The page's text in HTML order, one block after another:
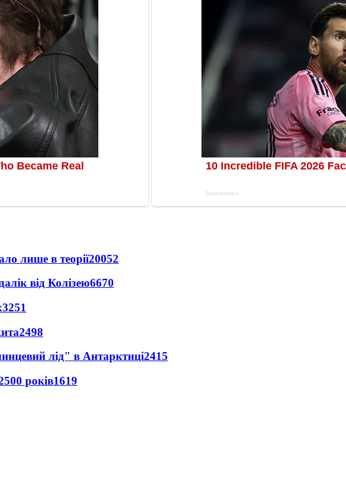
лише в теорії20052
від Колізею6670
3251
2498
лід" в Антарктиці2415
років1619